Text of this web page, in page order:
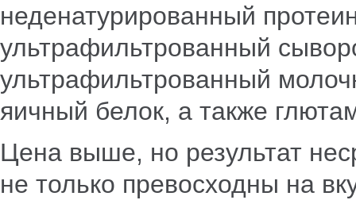
неденатурированный
ультрафильтрованный
ультрафильтрованный
яичный белок, а также
Цена выше, но результат
не только превосходны на